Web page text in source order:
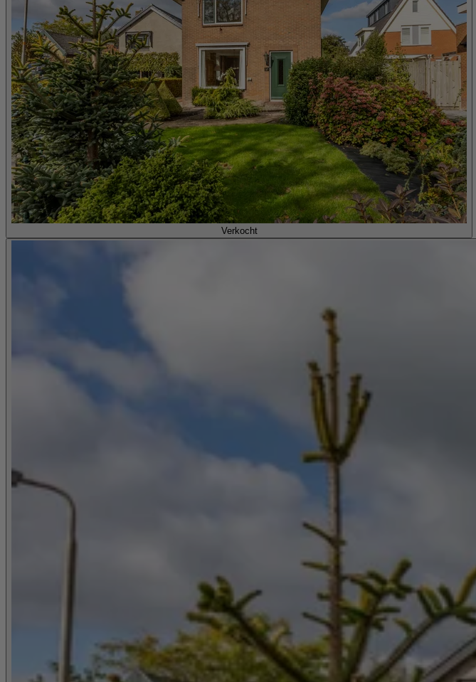
Verkocht